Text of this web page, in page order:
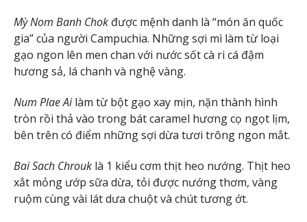
Mỳ Nom Banh Chok được mệnh danh là “món ăn quốc
gia” của người Campuchia. Những sợi mì làm từ loại
gạo ngon lên men chan với nước sốt cà ri cá đậm
hương sả, lá chanh và nghệ vàng.
Num Plae Ailàm từ bột gạo xay mịn, nặn thành hình
tròn rồi thả vào trong bát caramel hương cọ ngọt lịm,
bên trên có điểm những sợi dừa tươi trông ngon mắt.
Bai Sach Chrouk là 1 kiểu cơm thịt heo nướng. Thịt heo
xắt mỏng ướp sữa dừa, tỏi được nướng thơm, vàng
ruộm cùng vài lát dưa chuột và chút tương ớt.